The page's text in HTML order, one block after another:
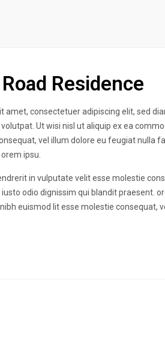
Residence
amet, consectetuer adipiscing elit, sed
Ut wisi nisl ut aliquip ex ea
vel illum dolore eu feugiat nulla
ipsu.
in vulputate velit esse molestie
odio dignissim qui blandit praesent.
euismod lit esse molestie consequat,